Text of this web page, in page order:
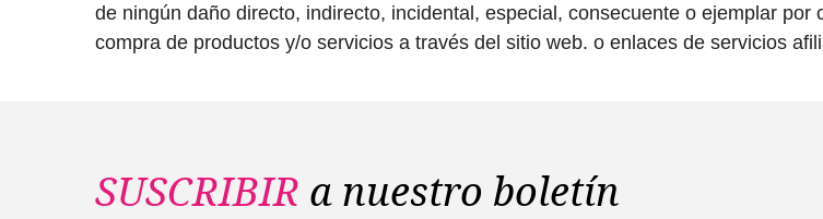
de ningún daño directo, indirecto, incidental, especial, consecuente o ejemplar
compra de productos y/o servicios a través del sitio web. o enlaces de servicios
SUSCRIBIR a nuestro boletín